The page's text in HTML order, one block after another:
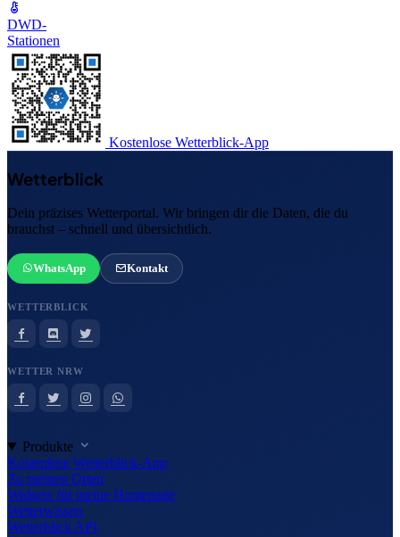
DWD-
Stationen
Kostenlose Wetterblick-App
Wetterblick
Dein präzises Wetterportal. Wir bringen dir die Daten, die du
brauchst – schnell und übersichtlich.
WhatsApp Kontakt
WETTERBLICK
WETTER NRW
Produkte
Kostenlose Wetterblick-App
Zu meinen Orten
Widgets für meine Homepage
Wetterwissen
Wetterblick API